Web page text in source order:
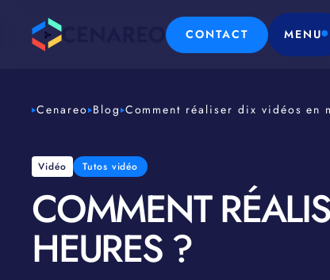
CONTACT MENU
Cenareo Blog Comment réaliser dix vidéos en
Vidéo Tutos vidéo
COMMENT
HEURES ?